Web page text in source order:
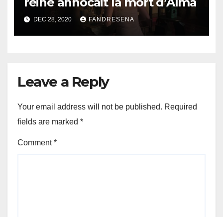
DEC 28, 2020 FANDRESENA
Leave a Reply
Your email address will not be published. Required
fields are marked *
Comment*